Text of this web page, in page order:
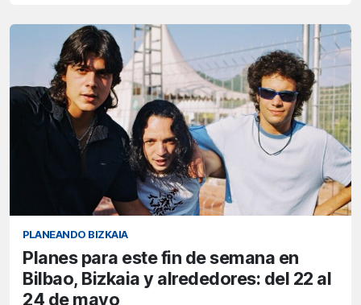
PLANEANDO BIZKAIA
Planes para este fin de semana en
Bilbao, Bizkaia y alrededores: del 22 al
24 de mayo